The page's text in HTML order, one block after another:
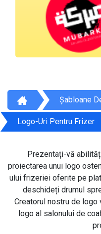
Șabloane
Logo-Uri Pentru Frizer
Prezentați-vă
proiectarea unui logo
ului frizeriei oferite pe
deschideți drumul
Creatorul nostru de
logo al salonului de